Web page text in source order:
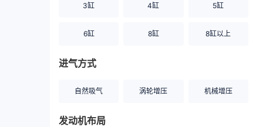
3缸 4缸 5缸
6缸 8缸 8缸以上
进气方式
自然吸气 涡轮增压 机械增压
发动机布局